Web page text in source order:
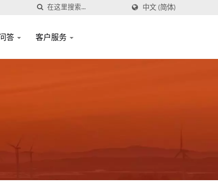
中文 (简体)
答 客户服务